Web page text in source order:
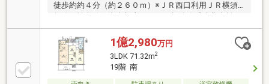
徒歩約約４分（約２６０ｍ）※ＪＲ西口利用ＪＲ横須
駅 徒歩約１０分（約７３０ｍ）※ＪＲ網島街道改札
使用計７路線利用可能。都内や横浜、さらには新横浜
方面への移動がスムーズです。■駅周辺には大規模な
商業施設が集中しており、日用品の買い出しから休日
のショッピングまで駅周辺で完結します。■地上４５
1億2,980万円
3LDK 71.32m2
19階 南